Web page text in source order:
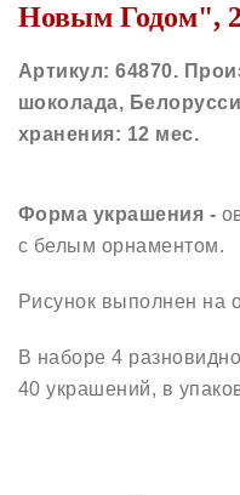
Новым Годом",
Артикул: 64870.
шоколада,
хранения: 12 мес.
Форма украшения -
с белым орнаментом.
Рисунок выполнен на
В наборе 4
40 украшений, в